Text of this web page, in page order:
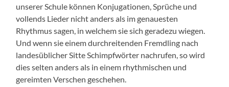
unserer Schule können Konjugationen, Sprüche und
vollends Lieder nicht anders als im genauesten
Rhythmus sagen, in welchem sie sich geradezu wiegen.
Und wenn sie einem durchreitenden Fremdling nach
landesüblicher Sitte Schimpfwörter nachrufen, so wird
dies selten anders als in einem rhythmischen und
gereimten Verschen geschehen.